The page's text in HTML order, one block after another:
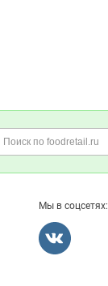
Мы в соцсетях: